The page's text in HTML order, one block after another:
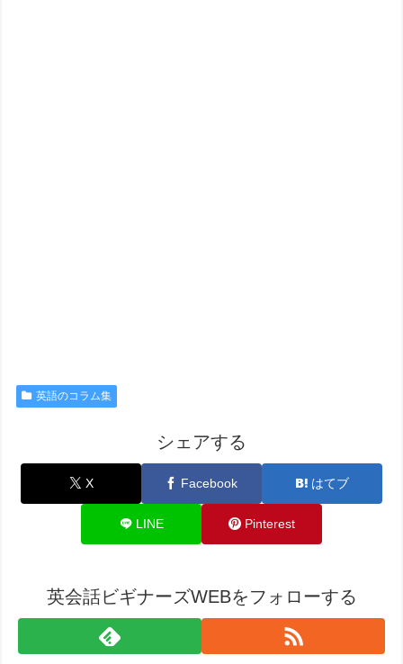
英語のコラム集
シェアする
X Facebook はてブ
LINE Pinterest
英会話ビギナーズWEBをフォローする